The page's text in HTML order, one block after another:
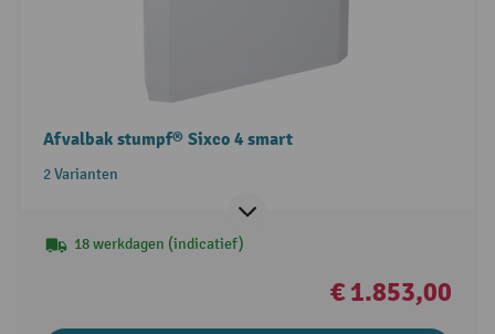
Afvalbak stumpf® Sixco 4 smart
2 Varianten
18 werkdagen (indicatief)
€ 1.853,00